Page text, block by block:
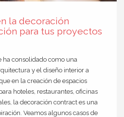
la decoración
para tus proyectos
ha consolidado como una
y el diseño interior a
en la creación de espacios
hoteles, restaurantes, oficinas
la decoración contract es una
Veamos algunos casos de